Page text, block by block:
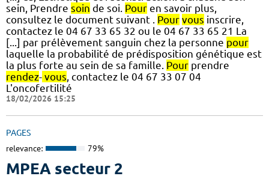
sein, Prendre soin de soi. Pour en savoir plus,
consultez le document suivant . Pour vous inscrire,
contactez le 04 67 33 65 32 ou le 04 67 33 65 21 La
[...] par prélèvement sanguin chez la personne pour
laquelle la probabilité de prédisposition génétique est
la plus forte au sein de sa famille. Pour prendre
rendez- vous, contactez le 04 67 33 07 04
L'oncofertilité
18/02/2026 15:25
PAGES
relevance: 79%
MPEA secteur 2